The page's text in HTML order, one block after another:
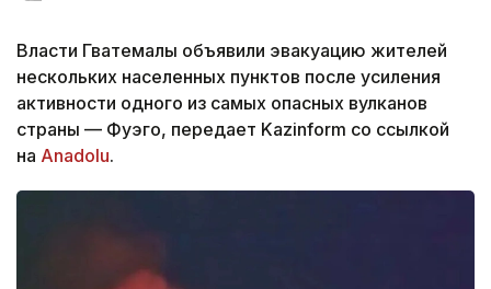
Власти Гватемалы объявили эвакуацию жителей
нескольких населенных пунктов после усиления
активности одного из самых опасных вулканов
страны — Фуэго, передает Kazinform со ссылкой
на Anadolu.